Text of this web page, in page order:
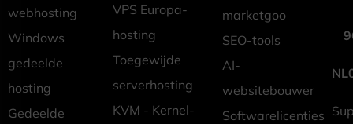
webhosting
Windows
gedeelde
hosting
Gedeelde
VPS Europa-
hosting
Toegewijde
serverhosting
KVM - Kernel-
marketgoo
SEO-tools
AI-
websitebouwer
Softwarelicenties